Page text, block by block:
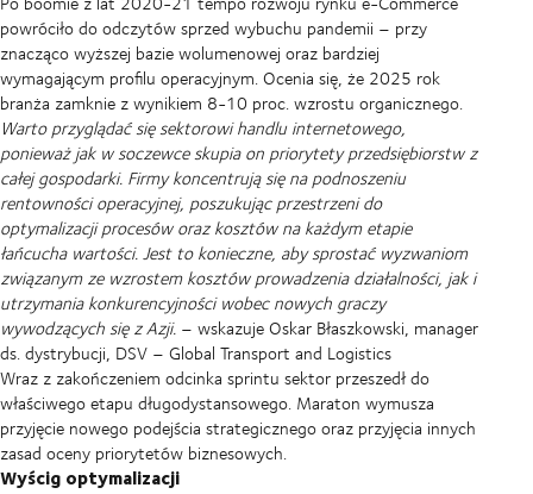
powróciło do odczytów sprzed wybuchu pandemii – przy
znacząco wyższej bazie wolumenowej oraz bardziej
wymagającym profilu operacyjnym. Ocenia się, że 2025 rok
branża zamknie z wynikiem 8-10 proc. wzrostu organicznego.
Warto przyglądać się sektorowi handlu internetowego,
ponieważ jak w soczewce skupia on priorytety przedsiębiorstw z
całej gospodarki. Firmy koncentrują się na podnoszeniu
rentowności operacyjnej, poszukując przestrzeni do
optymalizacji procesów oraz kosztów na każdym etapie
łańcucha wartości. Jest to konieczne, aby sprostać wyzwaniom
związanym ze wzrostem kosztów prowadzenia działalności, jak i
utrzymania konkurencyjności wobec nowych graczy
wywodzących się z Azji. – wskazuje Oskar Błaszkowski, manager
ds. dystrybucji, DSV – Global Transport and Logistics
Wraz z zakończeniem odcinka sprintu sektor przeszedł do
właściwego etapu długodystansowego. Maraton wymusza
przyjęcie nowego podejścia strategicznego oraz przyjęcia innych
zasad oceny priorytetów biznesowych.
Wyścig optymalizacji